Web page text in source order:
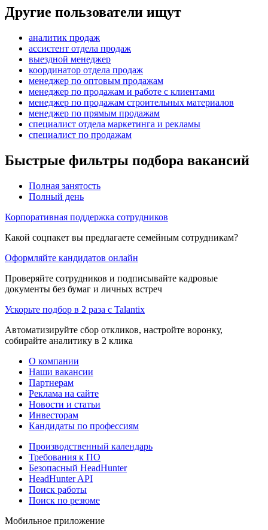
Другие пользователи ищут
аналитик продаж
ассистент отдела продаж
выездной менеджер
координатор отдела продаж
менеджер по оптовым продажам
менеджер по продажам и работе с клиентами
менеджер по продажам строительных материалов
менеджер по прямым продажам
специалист отдела маркетинга и рекламы
специалист по продажам
Быстрые фильтры подбора вакансий
Полная занятость
Полный день
Корпоративная поддержка сотрудников
Какой соцпакет вы предлагаете семейным сотрудникам?
Оформляйте кандидатов онлайн
Проверяйте сотрудников и подписывайте кадровые
документы без бумаг и личных встреч
Ускорьте подбор в 2 раза с Talantix
Автоматизируйте сбор откликов, настройте воронку,
собирайте аналитику в 2 клика
О компании
Наши вакансии
Партнерам
Реклама на сайте
Новости и статьи
Инвесторам
Кандидаты по профессиям
Производственный календарь
Требования к ПО
Безопасный HeadHunter
HeadHunter API
Поиск работы
Поиск по резюме
Мобильное приложение